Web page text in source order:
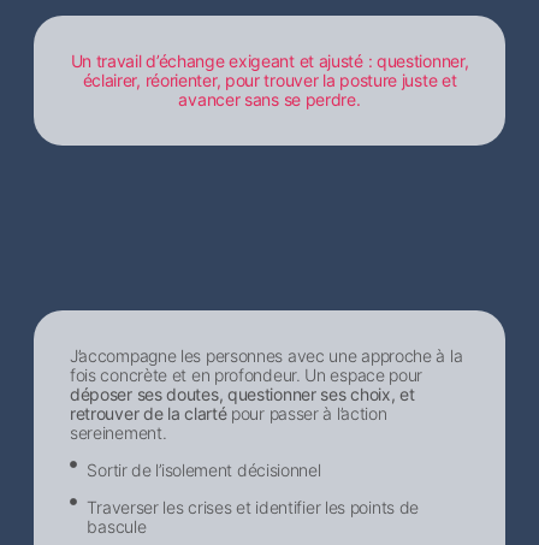
Un travail d’échange exigeant et ajusté : questionner,
éclairer, réorienter, pour trouver la posture juste et
avancer sans se perdre.
J’accompagne les personnes avec une approche à la
fois concrète et en profondeur. Un espace pour
déposer ses doutes, questionner ses choix, et
retrouver de la clartépour passer à l’action
sereinement.
Sortir de l’isolement décisionnel​
Traverser les crises et identifier les points de
bascule